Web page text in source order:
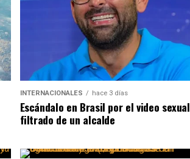
INTERNACIONALES hace 3 días
Escándalo en Brasil por el video sexual
filtrado de un alcalde